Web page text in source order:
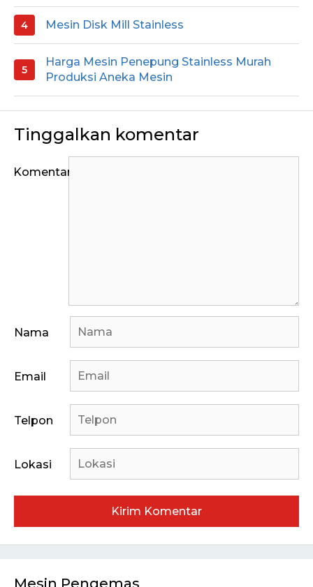
Mesin Disk Mill Stainless
Harga Mesin Penepung Stainless Murah
Produksi Aneka Mesin
Tinggalkan komentar
Komentar
Nama
Email
Telpon
Lokasi
Mesin Pengemas